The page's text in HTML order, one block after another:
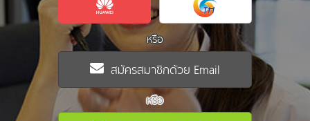
หรือ
สมัครสมาชิกด้วย Email
หรือ